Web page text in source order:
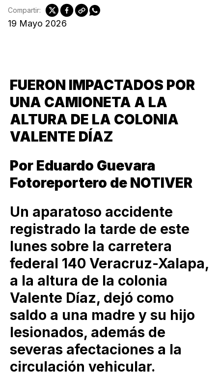
19 Mayo 2026
Compartir:
FUERON IMPACTADOS POR
UNA CAMIONETA A LA
ALTURA DE LA COLONIA
VALENTE DÍAZ
Por Eduardo Guevara
Fotoreportero de NOTIVER
Un aparatoso accidente
registrado la tarde de este
lunes sobre la carretera
federal 140 Veracruz-Xalapa,
a la altura de la colonia
Valente Díaz, dejó como
saldo a una madre y su hijo
lesionados, además de
severas afectaciones a la
circulación vehicular.